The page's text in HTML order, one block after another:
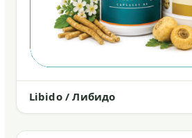
Libido / Либидо